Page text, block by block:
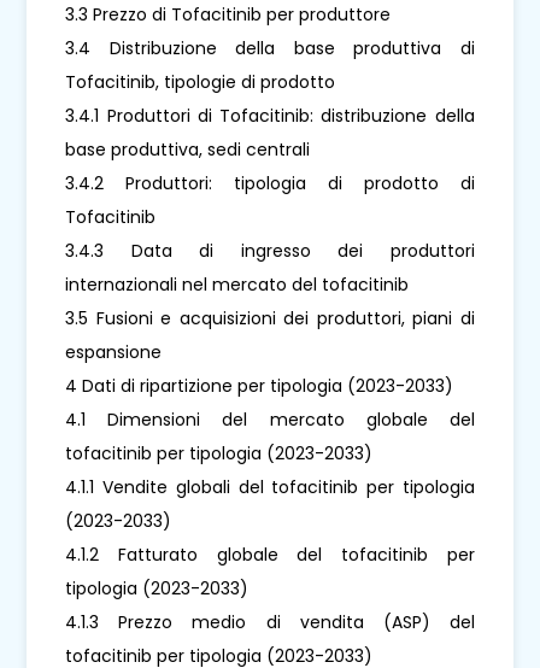
3.3 Prezzo di Tofacitinib per produttore
3.4 Distribuzione della base produttiva di
Tofacitinib, tipologie di prodotto
3.4.1 Produttori di Tofacitinib: distribuzione della
base produttiva, sedi centrali
3.4.2 Produttori: tipologia di prodotto di
Tofacitinib
3.4.3 Data di ingresso dei produttori
internazionali nel mercato del tofacitinib
3.5 Fusioni e acquisizioni dei produttori, piani di
espansione
4 Dati di ripartizione per tipologia (2023-2033)
4.1 Dimensioni del mercato globale del
tofacitinib per tipologia (2023-2033)
4.1.1 Vendite globali del tofacitinib per tipologia
(2023-2033)
4.1.2 Fatturato globale del tofacitinib per
tipologia (2023-2033)
4.1.3 Prezzo medio di vendita (ASP) del
tofacitinib per tipologia (2023-2033)